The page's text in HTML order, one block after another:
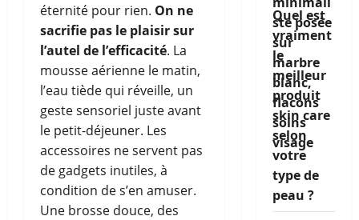
éternité pour rien. On ne
sacrifie pas le plaisir sur
l’autel de l’efficacité. La
mousse aérienne le matin,
l’eau tiède qui réveille, un
geste sensoriel juste avant
le petit-déjeuner. Les
accessoires ne servent pas
de gadgets inutiles, à
condition de s’en amuser.
Une brosse douce, des
Quel est
vraiment
le
meilleur
produit
skin care
selon
votre
type de
peau ?